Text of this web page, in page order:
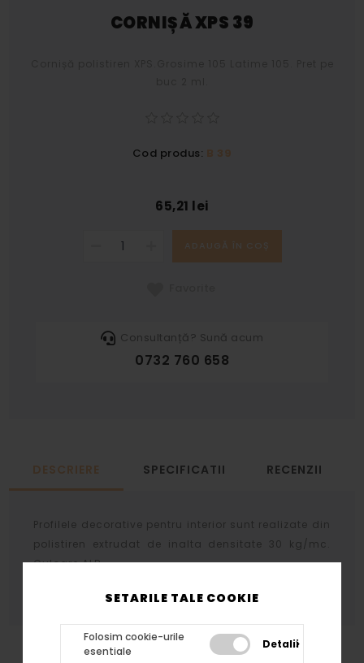
SETARILE TALE COOKIE
Folosim cookie-urile
esentiale
Detalii
CORNIȘĂ XPS 39
Cod produs: B 39
65,21 lei
ADAUGĂ ÎN COȘ
Consultanță? Sună acum
0732 760 658
DESCRIERE SPECIFICATII RECENZII
Profilele decorative pentru interior sunt realizate din
polistiren extrudat de inalta densitate 30 kg/mc.
Culoare ALB